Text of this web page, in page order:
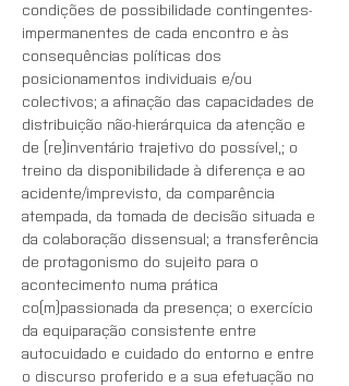
condições de possibilidade contingentes-
impermanentes de cada encontro e às
consequências políticas dos
posicionamentos individuais e/ou
colectivos; a afinação das capacidades de
distribuição não-hierárquica da atenção e
de (re)inventário trajetivo do possível,; o
treino da disponibilidade à diferença e ao
acidente/imprevisto, da comparência
atempada, da tomada de decisão situada e
da colaboração dissensual; a transferência
de protagonismo do sujeito para o
acontecimento numa prática
co(m)passionada da presença; o exercício
da equiparação consistente entre
autocuidado e cuidado do entorno e entre
o discurso proferido e a sua efetuação no